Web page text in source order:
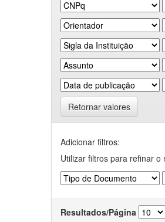
Retornar valores
Adicionar filtros:
Utilizar filtros para refinar o
Resultados/Página